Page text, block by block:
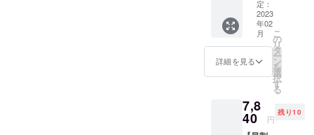
9,800円
(送料、
消費税
込み)の
20%off
寸法:
W10.8×
2.4cm
革 :ア
ドリア
定：
2023
年02
月
詳細を見る
こ
の
リ
タ
ー
ン
を
選
択
す
る
7,8
40 円
残り10